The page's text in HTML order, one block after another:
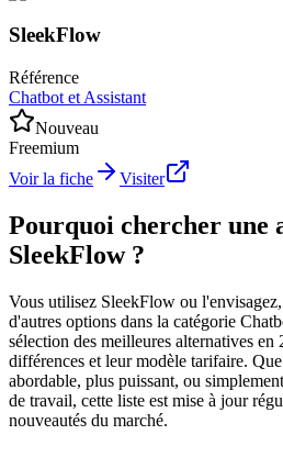
SleekFlow
Référence
Chatbot et Assistant
Nouveau
Freemium
Voir la fiche
Visiter
Pourquoi chercher une
SleekFlow ?
Vous utilisez SleekFlow ou
d'autres options dans la catégorie
sélection des meilleures alternatives
différences et leur modèle tarifaire.
abordable, plus puissant, ou
de travail, cette liste est mise à jour
nouveautés du marché.